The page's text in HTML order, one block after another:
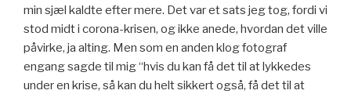
min sjæl kaldte efter mere. Det var et sats jeg tog, fordi vi
stod midt i corona-krisen, og ikke anede, hvordan det ville
påvirke, ja alting. Men som en anden klog fotograf
engang sagde til mig “hvis du kan få det til at lykkedes
under en krise, så kan du helt sikkert også, få det til at